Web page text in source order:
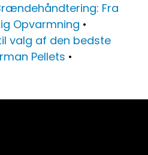
Fra
Opvarmning •
valg af den bedste
Pellets •